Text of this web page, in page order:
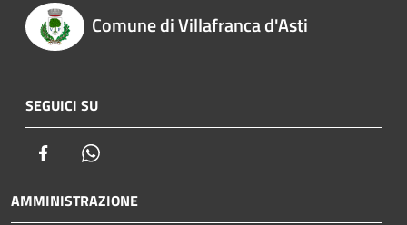
Comune di Villafranca d'Asti
SEGUICI SU
Facebook
AMMINISTRAZIONE